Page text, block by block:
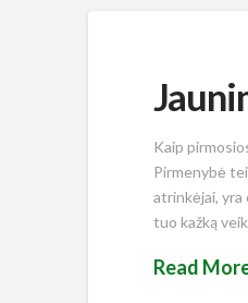
Kaip
Pirmenybė
atrinkėjai, yra
tuo kažką
Read